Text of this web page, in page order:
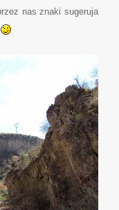
nas znaki sugeruja